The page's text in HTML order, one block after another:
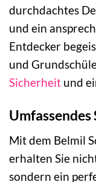
durchdachtes
und ein
Entdecker
und
Sicherheit und
Mit dem Belmil
erhalten Sie
sondern ein